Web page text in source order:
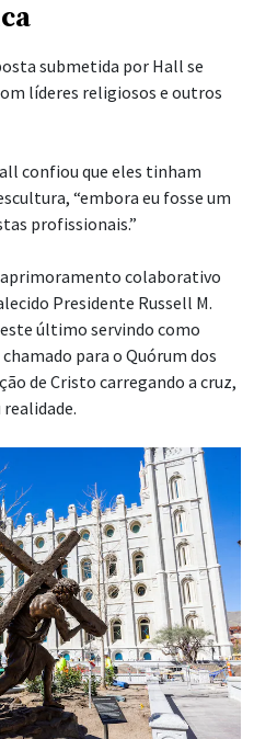
submetida por Hall se
líderes religiosos e outros
confiou que eles tinham
“embora eu fosse um
profissionais.”
aprimoramento colaborativo
Presidente Russell M.
último servindo como
para o Quórum dos
de Cristo carregando a cruz,